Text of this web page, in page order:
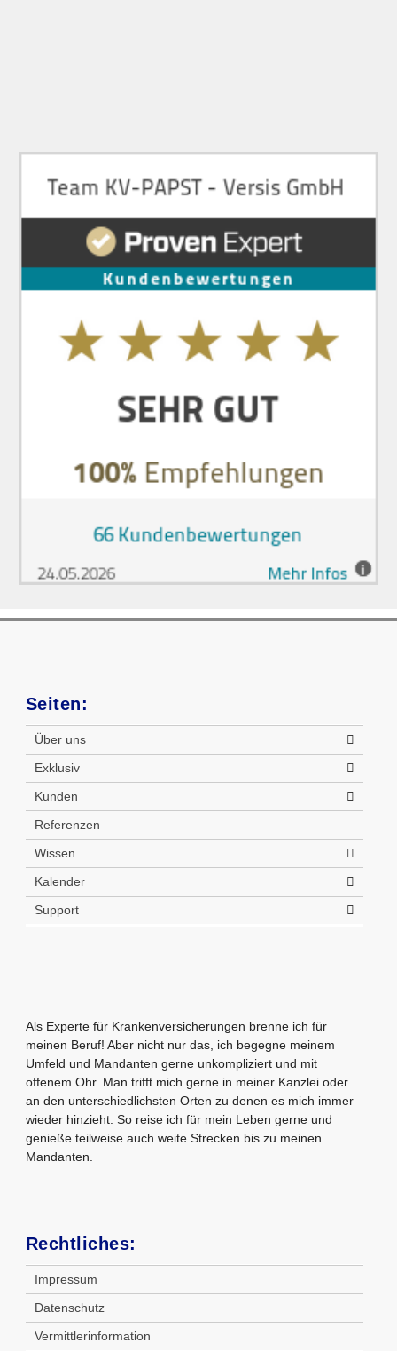
Seiten:
Über uns
Exklusiv
Kunden
Referenzen
Wissen
Kalender
Support
Als Experte für Krankenversicherungen brenne ich für
meinen Beruf! Aber nicht nur das, ich begegne meinem
Umfeld und Mandanten gerne unkompliziert und mit
offenem Ohr. Man trifft mich gerne in meiner Kanzlei oder
an den unterschiedlichsten Orten zu denen es mich immer
wieder hinzieht. So reise ich für mein Leben gerne und
genieße teilweise auch weite Strecken bis zu meinen
Mandanten.
Rechtliches:
Impressum
Datenschutz
Vermittlerinformation